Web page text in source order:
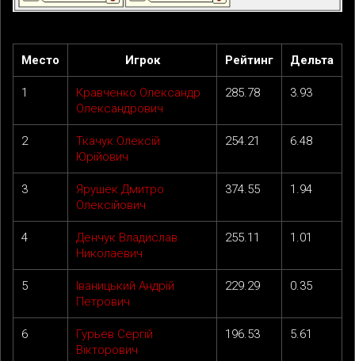
Место Игрок Рейтинг Дельта
1
Кравченко Олександр
Олександрович
285.78 3.93
2
Ткачук Олексій
Юрійович
254.21 6.48
3
Ярушек Дмитро
Олексійович
374.55 1.94
4
Денчук Владислав
Николаевич
255.11 1.01
5
Іваницький Андрій
Петрович
229.29 0.35
6
Гурьев Сергій
Вікторович
196.53 5.61